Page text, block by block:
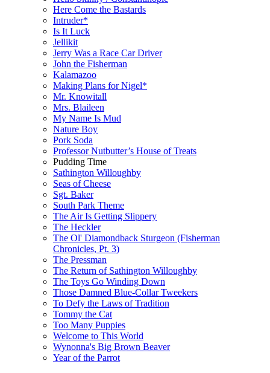
Here Come the Bastards
Intruder*
Is It Luck
Jellikit
Jerry Was a Race Car Driver
John the Fisherman
Kalamazoo
Making Plans for Nigel*
Mr. Knowitall
Mrs. Blaileen
My Name Is Mud
Nature Boy
Pork Soda
Professor Nutbutter’s House of Treats
Pudding Time
Sathington Willoughby
Seas of Cheese
Sgt. Baker
South Park Theme
The Air Is Getting Slippery
The Heckler
The Ol' Diamondback Sturgeon (Fisherman
Chronicles, Pt. 3)
The Pressman
The Return of Sathington Willoughby
The Toys Go Winding Down
Those Damned Blue-Collar Tweekers
To Defy the Laws of Tradition
Tommy the Cat
Too Many Puppies
Welcome to This World
Wynonna's Big Brown Beaver
Year of the Parrot